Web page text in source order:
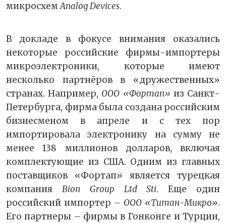
микросхемAnalog Devices.
В докладе в фокусе внимания оказались
некоторые российские фирмы-импортеры
микроэлектроники, которые имеют
несколько партнёров в «дружественных»
странах. Например, ООО «Фортап» из Санкт-
Петербурга, фирма была создана российским
бизнесменом в апреле и с тех пор
импортировала электронику на сумму не
менее 138 миллионов долларов, включая
комплектующие из США. Одним из главных
поставщиков «Фортап» является турецкая
компания Bion Group Ltd Sti. Еще один
российский импортер – ООО «Титан-Микро».
Его партнеры – фирмы в Гонконге и Турции,